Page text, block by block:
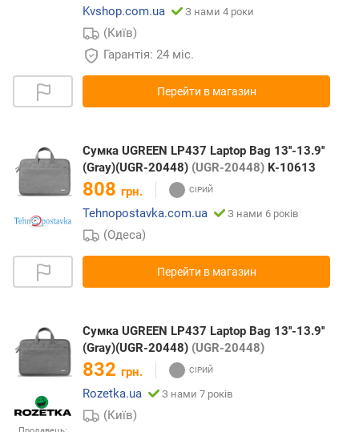
Kvshop.com.ua
З нами 4 роки
(Київ)
Гарантія: 24 міс.
Перейти в магазин
Сумка UGREEN LP437 Laptop Bag 13''-13.9''
(Gray)(UGR-20448) (UGR-20448) K-10613
808 грн.
Tehnopostavka.com.ua
З нами 6 років
(Одеса)
Перейти в магазин
Сумка UGREEN LP437 Laptop Bag 13''-13.9''
(Gray)(UGR-20448) (UGR-20448)
832 грн.
Rozetka.ua
З нами 7 років
(Київ)